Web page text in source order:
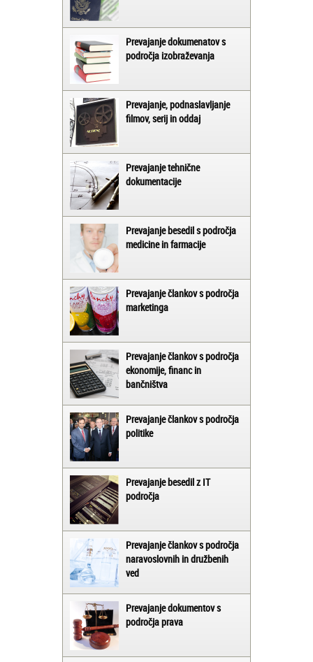
Prevajanje dokumenatov s
področja izobraževanja
Prevajanje, podnaslavljanje
filmov, serij in oddaj
Prevajanje tehnične
dokumentacije
Prevajanje besedil s področja
medicine in farmacije
Prevajanje člankov s področja
marketinga
Prevajanje člankov s področja
ekonomije, financ in
bančništva
Prevajanje člankov s področja
politike
Prevajanje besedil z IT
področja
Prevajanje člankov s področja
naravoslovnih in družbenih
ved
Prevajanje dokumentov s
področja prava